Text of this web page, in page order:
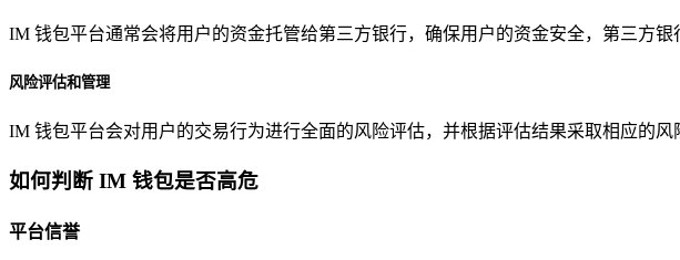
IM 钱包平台通常会将用户的资金托管给第三方银行，确保用户的资金安全，第三方
风险评估和管理
IM 钱包平台会对用户的交易行为进行全面的风险评估，并根据评估结果采取相应的
如何判断 IM 钱包是否高危
平台信誉